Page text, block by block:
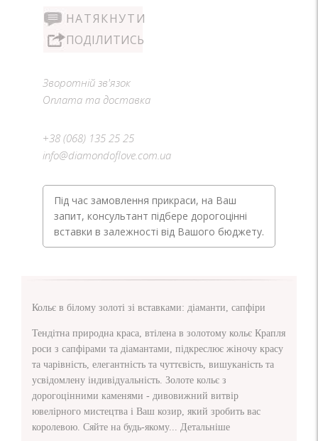
НАТЯКНУТИ
ПОДІЛИТИСЬ
Зворотній зв'язок
Оплата та доставка
+38 (068) 135 25 25
info@diamondoflove.com.ua
Під час замовлення прикраси, на Ваш
запит, консультант підбере дорогоцінні
вставки в залежності від Вашого бюджету.
Кольє в білому золоті зі вставками: діаманти, сапфіри
Тендітна природна краса, втілена в золотому кольє Крапля
роси з сапфірами та діамантами, підкреслює жіночу красу
та чарівність, елегантність та чуттєвість, вишуканість та
усвідомлену індивідуальність. Золоте кольє з
дорогоцінними каменями - дивовижний витвір
ювелірного мистецтва і Ваш козир, який зробить вас
королевою. Сяйте на будь-якому...
Детальніше